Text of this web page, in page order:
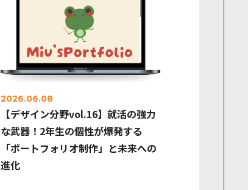
2026.06.08
【デザイン分野vol.16】就活の強力
な武器！2年生の個性が爆発する
「ポートフォリオ制作」と未来への
進化